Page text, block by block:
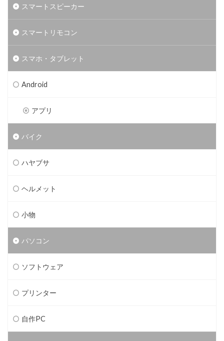
スマートスピーカー
スマートリモコン
スマホ・タブレット
Android
アプリ
バイク
ハヤブサ
ヘルメット
小物
パソコン
ソフトウェア
プリンター
自作PC